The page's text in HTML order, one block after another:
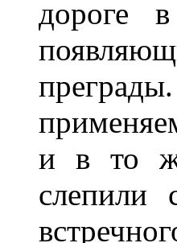
дороге
и в то
слепили